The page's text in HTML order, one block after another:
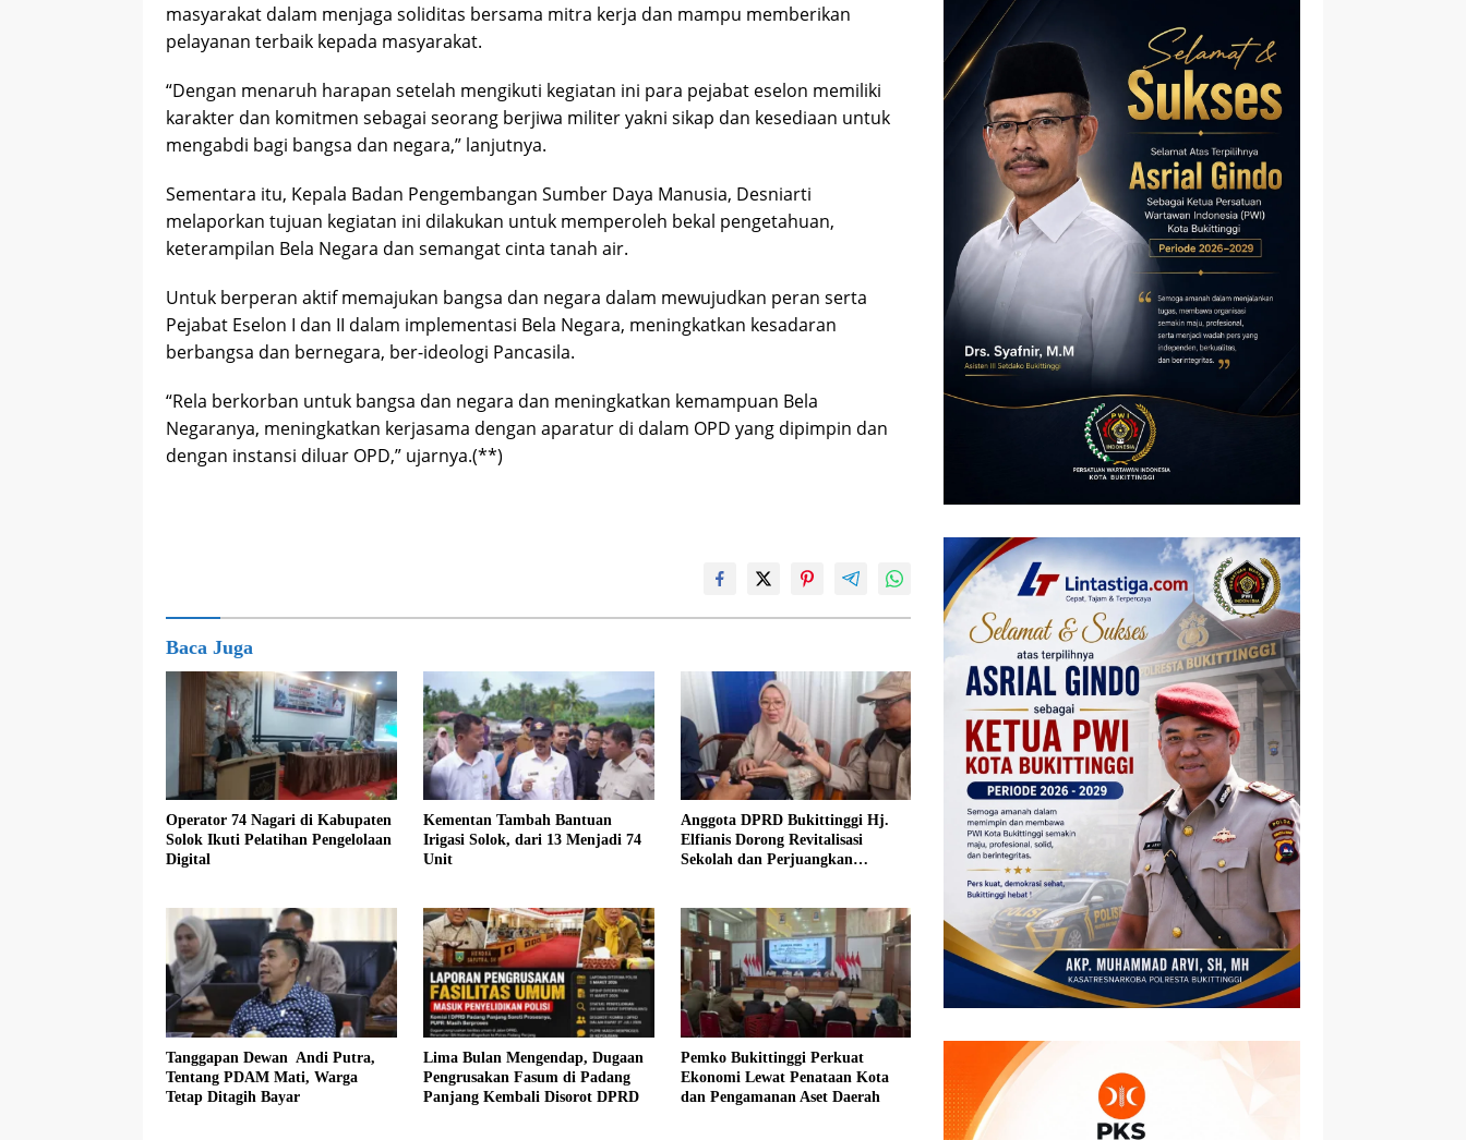
masyarakat dalam menjaga soliditas bersama mitra kerja dan mampu memberikan
pelayanan terbaik kepada masyarakat.
“Dengan menaruh harapan setelah mengikuti kegiatan ini para pejabat eselon memiliki
karakter dan komitmen sebagai seorang berjiwa militer yakni sikap dan kesediaan untuk
mengabdi bagi bangsa dan negara,” lanjutnya.
Sementara itu, Kepala Badan Pengembangan Sumber Daya Manusia, Desniarti
melaporkan tujuan kegiatan ini dilakukan untuk memperoleh bekal pengetahuan,
keterampilan Bela Negara dan semangat cinta tanah air.
Untuk berperan aktif memajukan bangsa dan negara dalam mewujudkan peran serta
Pejabat Eselon I dan II dalam implementasi Bela Negara, meningkatkan kesadaran
berbangsa dan bernegara, ber-ideologi Pancasila.
“Rela berkorban untuk bangsa dan negara dan meningkatkan kemampuan Bela
Negaranya, meningkatkan kerjasama dengan aparatur di dalam OPD yang dipimpin dan
dengan instansi diluar OPD,” ujarnya.(**)
Baca Juga
Operator 74 Nagari di Kabupaten
Solok Ikuti Pelatihan Pengelolaan
Digital
Kementan Tambah Bantuan
Irigasi Solok, dari 13 Menjadi 74
Unit
Anggota DPRD Bukittinggi Hj.
Elfianis Dorong Revitalisasi
Sekolah dan Perjuangkan
Tanggapan Dewan Andi Putra,
Tentang PDAM Mati, Warga
Tetap Ditagih Bayar
Lima Bulan Mengendap, Dugaan
Pengrusakan Fasum di Padang
Panjang Kembali Disorot DPRD
Pemko Bukittinggi Perkuat
Ekonomi Lewat Penataan Kota
dan Pengamanan Aset Daerah